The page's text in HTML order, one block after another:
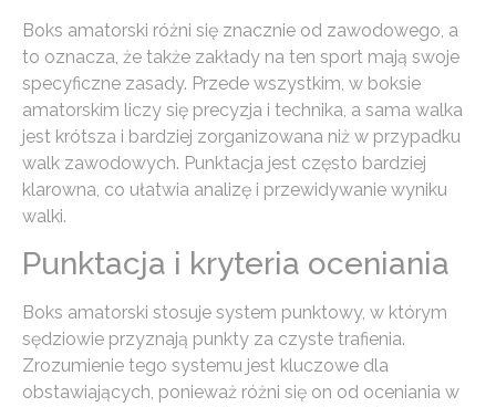
Boks amatorski różni się znacznie od zawodowego, a
to oznacza, że także zakłady na ten sport mają swoje
specyficzne zasady. Przede wszystkim, w boksie
amatorskim liczy się precyzja i technika, a sama walka
jest krótsza i bardziej zorganizowana niż w przypadku
walk zawodowych. Punktacja jest często bardziej
klarowna, co ułatwia analizę i przewidywanie wyniku
walki.
Punktacja i kryteria oceniania
Boks amatorski stosuje system punktowy, w którym
sędziowie przyznają punkty za czyste trafienia.
Zrozumienie tego systemu jest kluczowe dla
obstawiających, ponieważ różni się on od oceniania w